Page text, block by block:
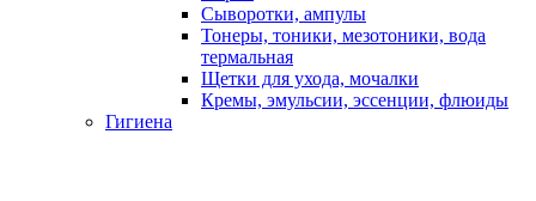
Сыворотки, ампулы
Тонеры, тоники, мезотоники, вода
термальная
Щетки для ухода, мочалки
Кремы, эмульсии, эссенции, флюиды
Гигиена